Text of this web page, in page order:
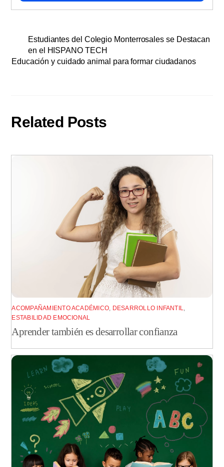
Estudiantes del Colegio Monterrosales se Destacan
en el HISPANO TECH
Educación y cuidado animal para formar ciudadanos
Related Posts
ACOMPAÑAMIENTO ACADÉMICO, DESARROLLO INFANTIL,
ESTABILIDAD EMOCIONAL
Aprender también es desarrollar confianza